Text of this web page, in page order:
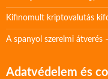
Kifinomult kriptovalutás
A spanyol szerelmi átverés
Adatvédelem és